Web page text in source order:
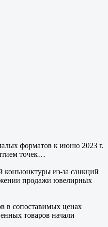
форматов к июню 2023 г.
точек…
конъюнктуры из-за санкций
продажи ювелирных
в сопоставимых ценах
товаров начали